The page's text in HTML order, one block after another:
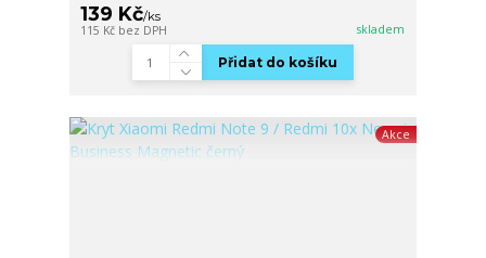
139 Kč/ks
115 Kč bez DPH skladem
Přidat do košíku
Akce